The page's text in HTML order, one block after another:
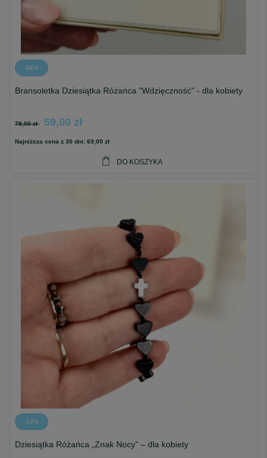
-26%
Bransoletka Dziesiątka Różańca "Wdzięczność" - dla kobiety
79,00 zł 59,00 zł
Najniższa cena z 30 dni: 69,00 zł
DO KOSZYKA
-13%
Dziesiątka Różańca „Znak Nocy” – dla kobiety